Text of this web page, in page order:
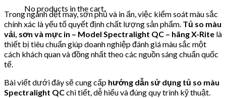
No products in the cart.
Trong ngành dệt may, sơn phủ và in ấn, việc kiểm soát màu sắc
chính xác là yếu tố quyết định chất lượng sản phẩm. Tủ so màu
vải, sơn và mực in – Model Spectralight QC – hãng X-Rite là
thiết bị tiêu chuẩn giúp doanh nghiệp đánh giá màu sắc một
cách khách quan và đồng nhất theo các nguồn sáng chuẩn quốc
tế.
Bài viết dưới đây sẽ cung cấp hướng dẫn sử dụng tủ so màu
Spectralight QCchi tiết, dễ hiểu và đúng quy trình kỹ thuật.